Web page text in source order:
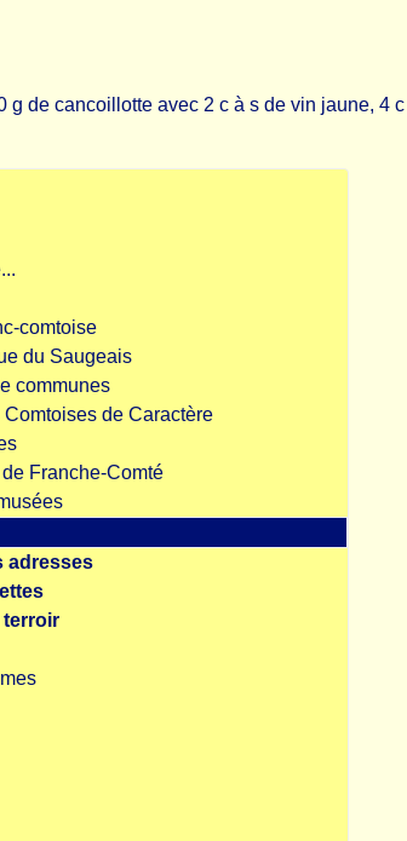
g de cancoillotte avec 2 c à s de vin jaune, 4
comtoise
du Saugeais
communes
Comtoises de Caractère
Franche-Comté
adresses
terroir